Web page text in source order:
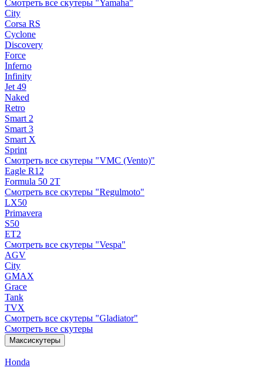
Смотреть все скутеры "Yamaha"
City
Corsa RS
Cyclone
Discovery
Force
Inferno
Infinity
Jet 49
Naked
Retro
Smart 2
Smart 3
Smart X
Sprint
Смотреть все скутеры "VMC (Vento)"
Eagle R12
Formula 50 2Т
Смотреть все скутеры "Regulmoto"
LX50
Primavera
S50
ET2
Смотреть все скутеры "Vespa"
AGV
City
GMAX
Grace
Tank
TVX
Смотреть все скутеры "Gladiator"
Смотреть все скутеры
Максискутеры
Honda